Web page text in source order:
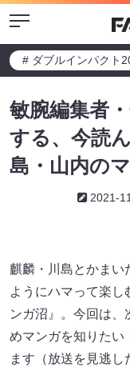
Menu
# ダブルインパクト
敏腕編集者
する、今読
島・山内の
2021-
麒麟・川島とかまい
ようにハマって楽し
ンガ沼』。今回は、
めマンガを知りたい
ます（放送を見逃し